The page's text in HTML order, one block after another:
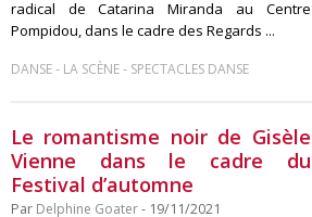
radical de Catarina Miranda au Centre
Pompidou, dans le cadre des Regards ...
DANSE- LA SCÈNE- SPECTACLES DANSE
Le romantisme noir de Gisèle
Vienne dans le cadre du
Festival d’automne
Par Delphine Goater- 19/11/2021